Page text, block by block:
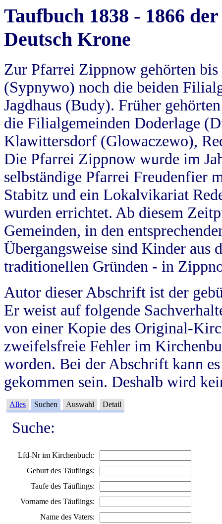
Taufbuch 1838 - 1866
Deutsch Krone
Zur Pfarrei Zippnow gehörten
(Sypnywo) noch die beiden
Jagdhaus (Budy). Früher
die Filialgemeinden Doderlage
Klawittersdorf (Glowaczewo),
Die Pfarrei Zippnow wurde im
selbständige Pfarrei Freudenfier
Stabitz und ein Lokalvikariat
wurden errichtet. Ab diesem
Gemeinden, in den
Übergangsweise sind Kinder aus
traditionellen Gründen - in
Autor dieser Abschrift ist der
Er weist auf folgende
von einer Kopie des Original-
zweifelsfreie Fehler im
worden. Bei der Abschrift kann
gekommen sein. Deshalb wird
Alles Suchen Auswahl Detail
Suche:
Lfd-Nr im Kirchenbuch:
Geburt des Täuflings:
Taufe des Täuflings:
Vorname des Täuflings:
Name des Vaters: